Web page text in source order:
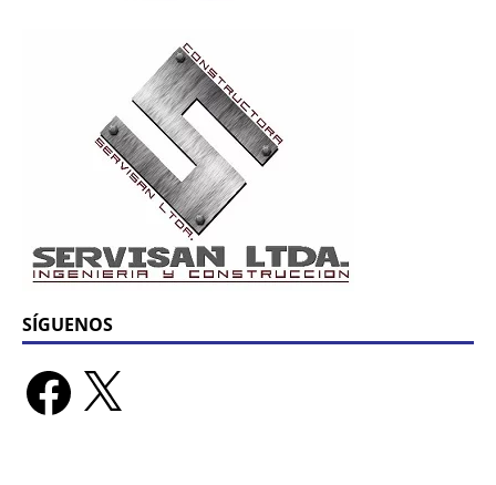
SÍGUENOS